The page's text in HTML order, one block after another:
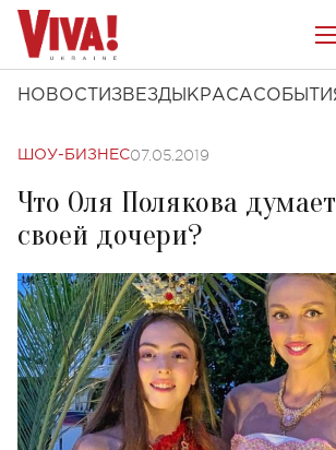
НОВОСТИ ЗВЕЗДЫ КРАСА
ШОУ-БИЗНЕС07.05.2019
Что Оля Полякова
своей дочери?